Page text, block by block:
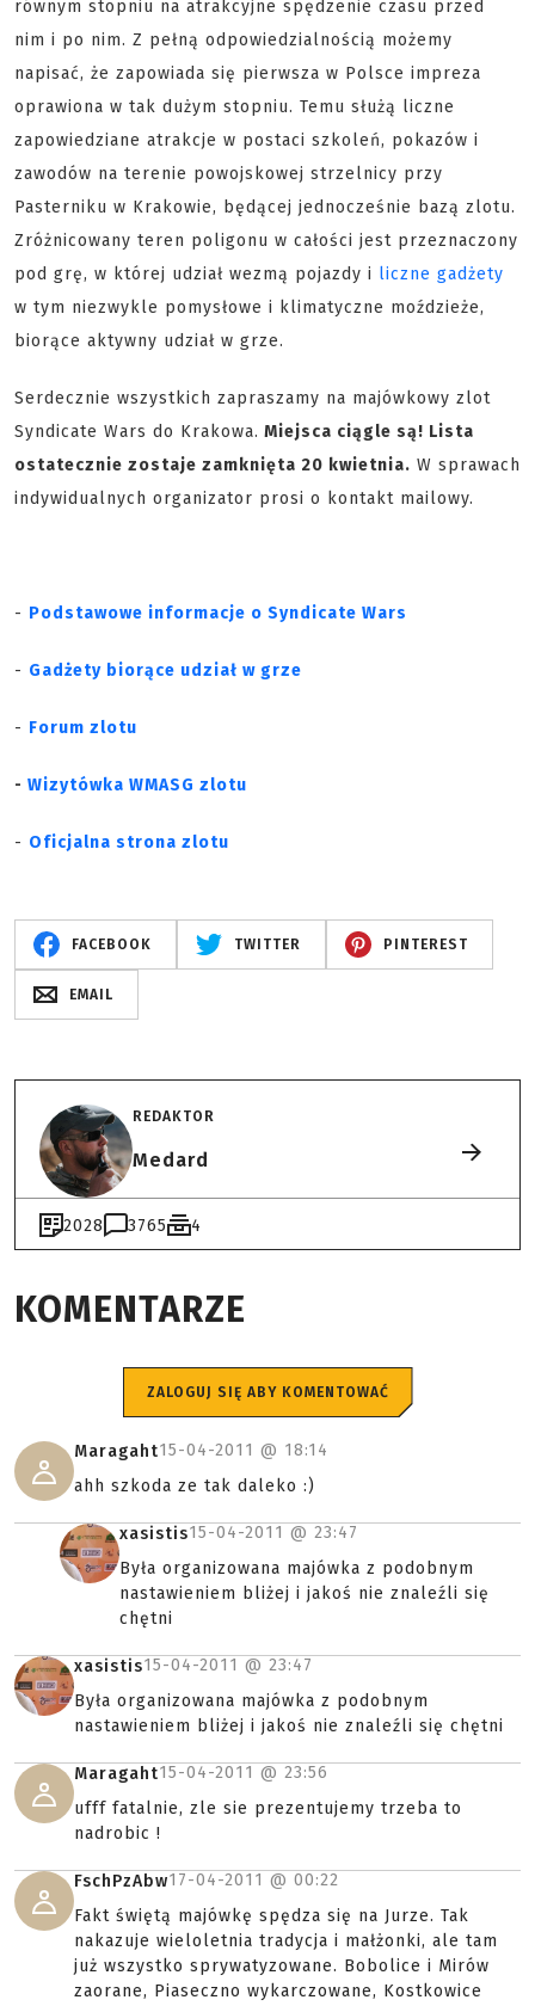
równym stopniu na atrakcyjne spędzenie czasu przed
nim i po nim. Z pełną odpowiedzialnością możemy
napisać, że zapowiada się pierwsza w Polsce impreza
oprawiona w tak dużym stopniu. Temu służą liczne
zapowiedziane atrakcje w postaci szkoleń, pokazów i
zawodów na terenie powojskowej strzelnicy przy
Pasterniku w Krakowie, będącej jednocześnie bazą zlotu.
Zróżnicowany teren poligonu w całości jest przeznaczony
pod grę, w której udział wezmą pojazdy i liczne gadżety
w tym niezwykle pomysłowe i klimatyczne moździeże,
biorące aktywny udział w grze.
Serdecznie wszystkich zapraszamy na majówkowy zlot
Syndicate Wars do Krakowa. Miejsca ciągle są! Lista
ostatecznie zostaje zamknięta 20 kwietnia. W sprawach
indywidualnych organizator prosi o kontakt mailowy.
- Podstawowe informacje o Syndicate Wars
- Gadżety biorące udział w grze
- Forum zlotu
- Wizytówka WMASG zlotu
- Oficjalna strona zlotu
FACEBOOK TWITTER PINTEREST
EMAIL
REDAKTOR
Medard
2028 3765 4
KOMENTARZE
ZALOGUJ SIĘ ABY KOMENTOWAĆ
Maragaht15-04-2011 @ 18:14
ahh szkoda ze tak daleko :)
xasistis15-04-2011 @ 23:47
Była organizowana majówka z podobnym
nastawieniem bliżej i jakoś nie znaleźli się
chętni
xasistis15-04-2011 @ 23:47
Była organizowana majówka z podobnym
nastawieniem bliżej i jakoś nie znaleźli się chętni
Maragaht15-04-2011 @ 23:56
ufff fatalnie, zle sie prezentujemy trzeba to
nadrobic !
FschPzAbw17-04-2011 @ 00:22
Fakt świętą majówkę spędza się na Jurze. Tak
nakazuje wieloletnia tradycja i małżonki, ale tam
już wszystko sprywatyzowane. Bobolice i Mirów
zaorane, Piaseczno wykarczowane, Kostkowice